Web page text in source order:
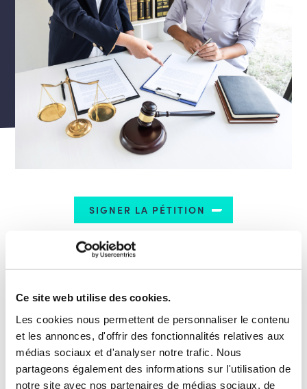
Ce site web utilise des cookies.
Les cookies nous permettent de personnaliser le contenu
et les annonces, d'offrir des fonctionnalités relatives aux
médias sociaux et d'analyser notre trafic. Nous
partageons également des informations sur l'utilisation de
notre site avec nos partenaires de médias sociaux, de
SIGNER LA PÉTITION
Ils sont enfin confiscatoires
famille. C’est vécu comme un hold-up d’État et nuit
Afin de redonner du sens à l’impôt, nous proposons
de changer de paradigme.